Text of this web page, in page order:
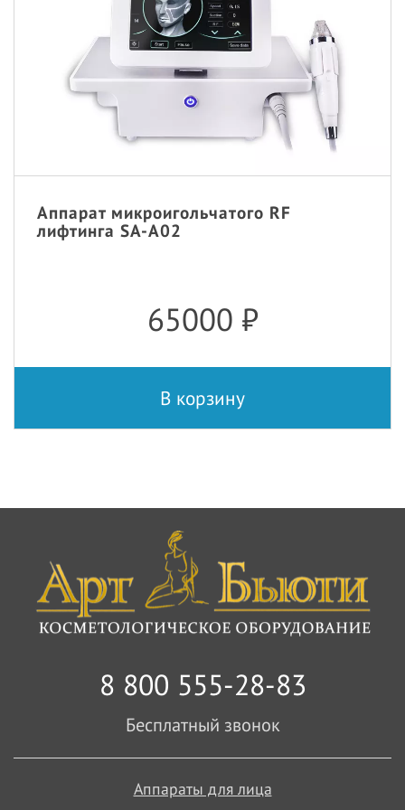
Аппарат микроигольчатого RF
лифтинга SA-A02
65000 ₽
В корзину
8 800 555-28-83
Бесплатный звонок
Аппараты для лица